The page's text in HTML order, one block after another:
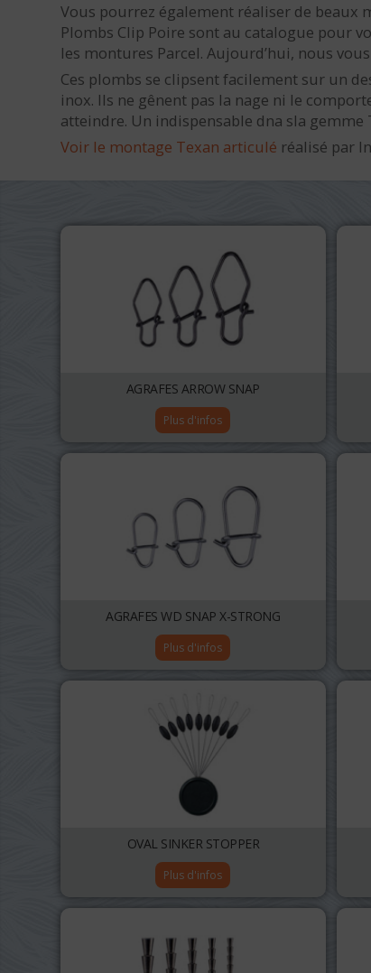
Vous pourrez également réaliser de beaux
Plombs Clip Poire sont au catalogue pour
les montures Parcel. Aujourd’hui, nous
Ces plombs se clipsent facilement sur un
inox. Ils ne gênent pas la nage ni le
atteindre. Un indispensable dna sla gemme
Voir le montage Texan articulé réalisé par
AGRAFES ARROW SNAP
Plus d'infos
AGRAFES WD SNAP X-STRONG
Plus d'infos
OVAL SINKER STOPPER
Plus d'infos